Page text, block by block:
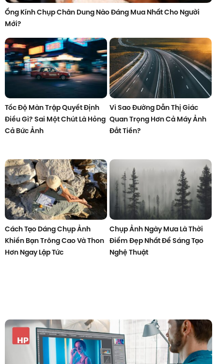
Ống Kính Chụp Chân Dung Nào Đáng Mua Nhất Cho Người
Mới?
Tốc Độ Màn Trập Quyết Định
Điều Gì? Sai Một Chút Là Hỏng
Cả Bức Ảnh
Vì Sao Đường Dẫn Thị Giác
Quan Trọng Hơn Cả Máy Ảnh
Đắt Tiền?
Cách Tạo Dáng Chụp Ảnh
Khiến Bạn Trông Cao Và Thon
Hơn Ngay Lập Tức
Chụp Ảnh Ngày Mưa Là Thời
Điểm Đẹp Nhất Để Sáng Tạo
Nghệ Thuật